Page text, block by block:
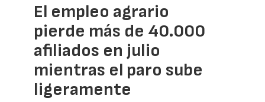
El empleo agrario
pierde más de 40.000
afiliados en julio
mientras el paro sube
ligeramente